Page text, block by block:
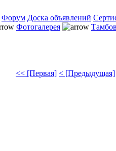
Форум Доска объявлений
Фотогалерея
<< [Первая] < [Предыдущая]